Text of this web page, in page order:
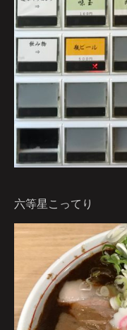
六等星こってり